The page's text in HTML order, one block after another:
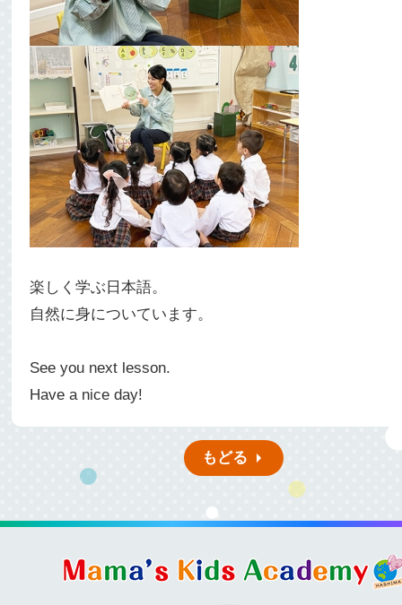
楽しく学ぶ日本語。
自然に身についています。
See you next lesson.
Have a nice day!
もどる